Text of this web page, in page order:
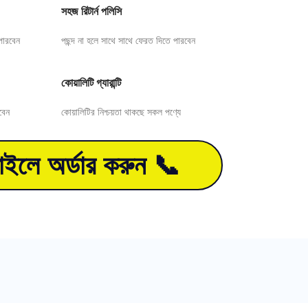
সহজ রিটার্ন পলিসি
পছন্দ না হলে সাথে সাথে ফেরত দিতে পারবেন
কোয়ালিটি গ্যারান্টি
কোয়ালিটির নিশ্চয়তা থাকছে সকল পণ্যে
অর্ডার করুন 📞